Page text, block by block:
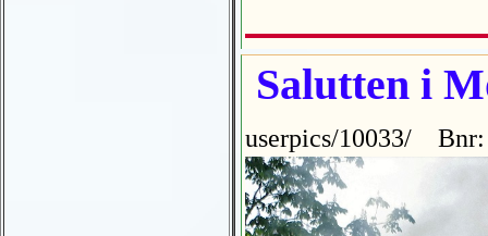
Salutten i
userpics/10033/ Bnr: